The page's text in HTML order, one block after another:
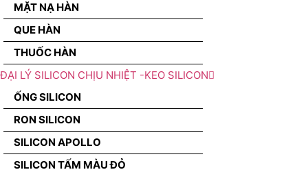
MẶT NẠ HÀN
QUE HÀN
THUỐC HÀN
ĐẠI LÝ SILICON CHỊU NHIỆT -KEO SILICON
ỐNG SILICON
RON SILICON
SILICON APOLLO
SILICON TẤM MÀU ĐỎ